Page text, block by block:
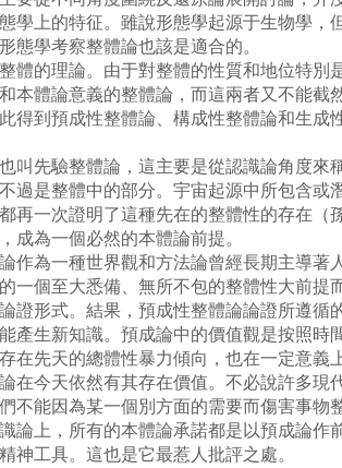
學上的特征。雖說形態學起源于生物學
態學考察整體論也該是適合的。
的理論。由于對整體的性質和地位特別
本體論意義的整體論，而這兩者又不能
得到預成性整體論、構成性整體論和生成
先驗整體論，這主要是從認識論角度來
過是整體中的部分。宇宙起源中所包含
再一次證明了這種先在的整體性的存在
成為一個必然的本體論前提。
為一種世界觀和方法論曾經長期主導著
一個至大悉備、無所不包的整體性大前
證形式。結果，預成性整體論論證所遵
產生新知識。預成論中的價值觀是按照
在先天的總體性暴力傾向，也在一定意義
今天依然有其存在價值。不必說許多現
不能因為某一個別方面的需要而傷害事
論上，所有的本體論承諾都是以預成論
神工具。這也是它最惹人批評之處。